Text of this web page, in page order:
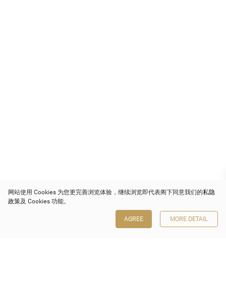
网站使用 Cookies 为您更完善浏览体验，继续浏览即代表阁下同意我们的私隐
政策及 Cookies 功能。
AGREE MORE DETAIL